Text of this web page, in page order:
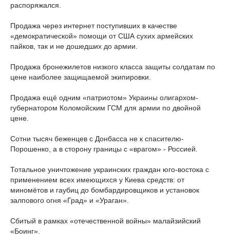
распоряжался.
Продажа через интернет поступивших в качестве
«демократической» помощи от США сухих армейских
пайков, так и не дошедших до армии.
Продажа бронежилетов низкого класса защиты солдатам по
цене наиболее защищаемой экипировки.
Продажа ещё одним «патриотом» Украины олигархом-
губернатором Коломойским ГСМ для армии по двойной
цене.
Сотни тысяч беженцев с Донбасса не к спасителю-
Порошенко, а в сторону границы с «врагом» - Россией.
Тотальное уничтожение украинских граждан юго-востока с
применением всех имеющихся у Киева средств: от
миномётов и гаубиц до бомбардировщиков и установок
залпового огня «Град» и «Ураган».
Сбитый в рамках «отечественной войны» малайзийский
«Боинг».